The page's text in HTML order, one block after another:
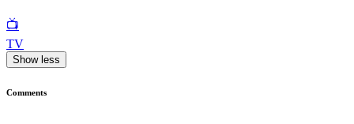
📺
TV
Show less
Comments